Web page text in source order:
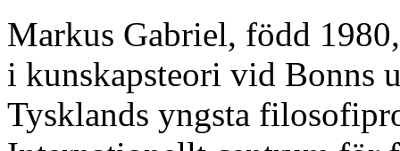
Markus Gabriel, född
i kunskapsteori vid Bonns
Tysklands yngsta